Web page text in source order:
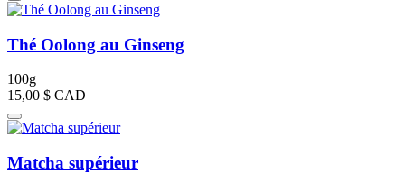
Thé Oolong au Ginseng
100g
15,00 $ CAD
Matcha supérieur